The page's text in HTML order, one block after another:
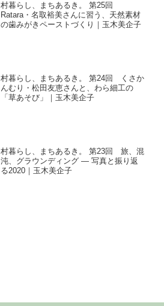
村暮らし、まちあるき。 第25回
Ratara・名取裕美さんに習う、天然素材
の歯みがきペーストづくり｜玉木美企子
村暮らし、まちあるき。 第24回 くさか
んむり・松田友恵さんと、わら細工の
「草あそび」｜玉木美企子
村暮らし、まちあるき。 第23回 旅、混
沌、グラウンディング — 写真と振り返
る2020｜玉木美企子